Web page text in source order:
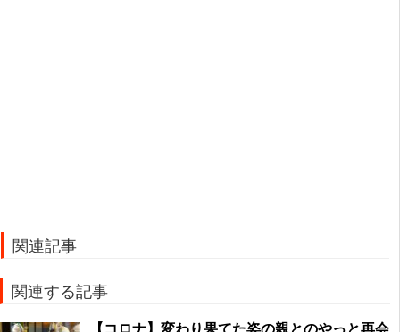
関連記事
関連する記事